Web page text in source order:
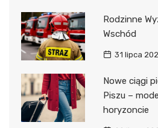
Rodzinne
Wschód
31 lipca
Nowe ciągi
Piszu –
horyzoncie